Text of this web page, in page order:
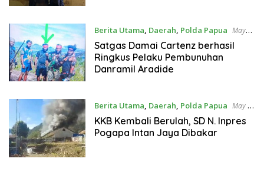
Berita Utama, Daerah, Polda Papua May
11, 2024
Satgas Damai Cartenz berhasil
Ringkus Pelaku Pembunuhan
Danramil Aradide
Berita Utama, Daerah, Polda Papua May 1,
2024
KKB Kembali Berulah, SD N. Inpres
Pogapa Intan Jaya Dibakar